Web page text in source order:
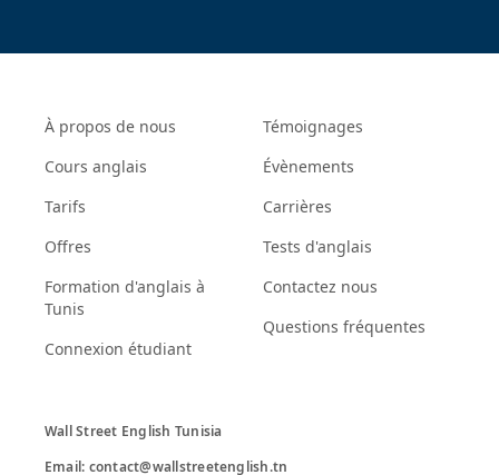
À propos de nous
Cours anglais
Tarifs
Offres
Formation d'anglais à
Tunis
Connexion étudiant
Témoignages
Évènements
Carrières
Tests d'anglais
Contactez nous
Questions fréquentes
Wall Street English Tunisia
Email: contact@wallstreetenglish.tn